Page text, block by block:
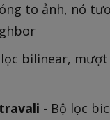
to ảnh, nó
bilinear,
- Bộ lọc